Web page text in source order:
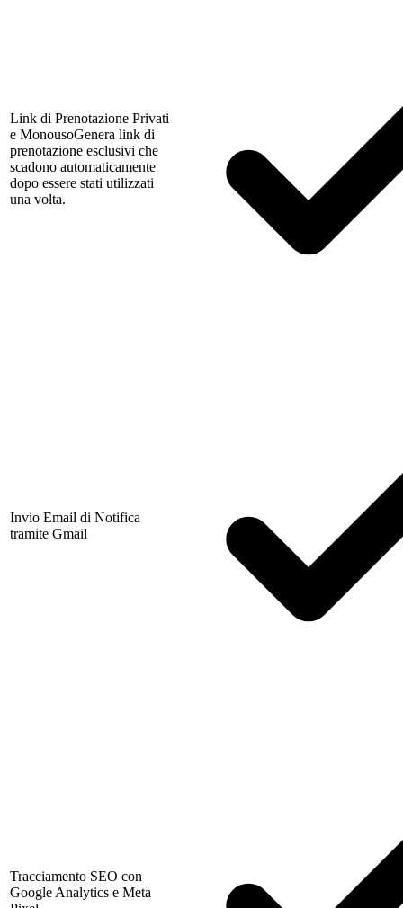
Link di Prenotazione Privati
e MonousoGenera link di
prenotazione esclusivi che
scadono automaticamente
dopo essere stati utilizzati
una volta.
Invio Email di Notifica
tramite Gmail
Tracciamento SEO con
Google Analytics e Meta